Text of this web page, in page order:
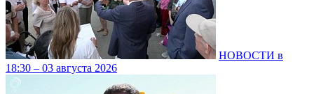
НОВОСТИ в
18:30 – 03 августа 2026